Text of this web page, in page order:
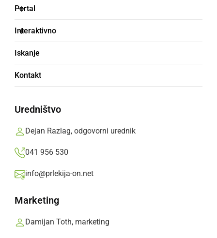
Portal
Interaktivno
Iskanje
Kontakt
Uredništvo
Dejan Razlag, odgovorni urednik
041 956 530
info@prlekija-on.net
Marketing
Damijan Toth, marketing
GLASBA IN FILM
Nov skupni projekt Ditke in Ferija Lainščka:
v spomin na kužke, ki jih ni več tu
torek, 5. oktober 2021 ob 12:18
Popularne rubrike novic